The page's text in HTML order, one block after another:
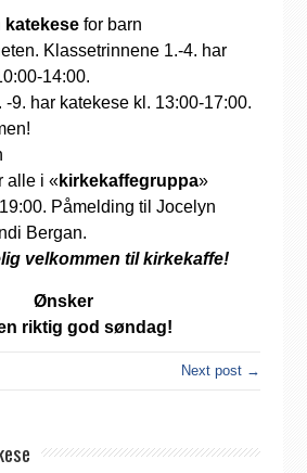
katekesefor barn
Klassetrinnene 1.-4. har
14:00.
-9. har katekese kl. 13:00-17:00.
alle i «kirkekaffegruppa»
Påmelding til Jocelyn
Bergan.
velkommen til kirkekaffe!
Ønsker
riktig god søndag!
Next post →